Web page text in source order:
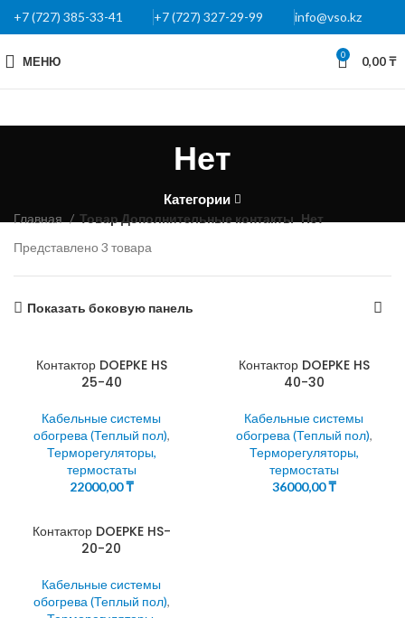
+7 (727) 385-33-41 +7 (727) 327-29-99 info@vso.kz
МЕНЮ 0 0,00₸
Нет
Категории
Главная Товар Дополнительные контакты Нет
Представлено 3 товара
Показать боковую панель
Контактор DOEPKE HS
25-40
Кабельные системы
обогрева (Теплый пол),
Терморегуляторы,
термостаты
22000,00₸
Контактор DOEPKE HS
40-30
Кабельные системы
обогрева (Теплый пол),
Терморегуляторы,
термостаты
36000,00₸
Контактор DOEPKE HS-
20-20
Кабельные системы
обогрева (Теплый пол),